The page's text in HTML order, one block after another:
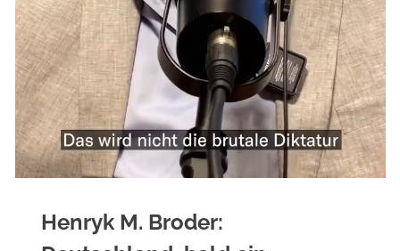
Henryk M. Broder: